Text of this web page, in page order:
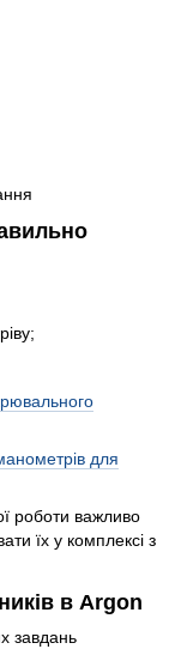
для
роботи важливо
їх у комплексі з
в Argon
завдань